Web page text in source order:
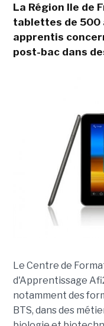
La Région Ile de
tablettes de 500
apprentis
post-bac dans
Le Centre de
d'Apprentissage
notamment des
BTS, dans des